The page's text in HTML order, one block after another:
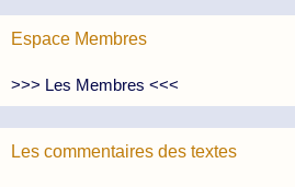
Espace Membres
>>> Les Membres <<<
Les commentaires des textes